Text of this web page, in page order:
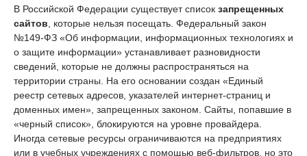
В Российской Федерации существует список запрещенных
сайтов , которые нельзя посещать. Федеральный закон
№149-ФЗ «Об информации, информационных технологиях и
о защите информации» устанавливает разновидности
сведений, которые не должны распространяться на
территории страны. На его основании создан «Единый
реестр сетевых адресов, указателей интернет-страниц и
доменных имен», запрещенных законом. Сайты, попавшие в
«черный список», блокируются на уровне провайдера.
Иногда сетевые ресурсы ограничиваются на предприятиях
или в учебных учреждениях с помощью веб-фильтров, но это